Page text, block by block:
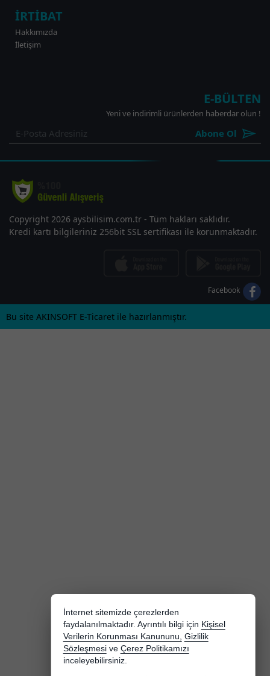
İRTİBAT
Hakkımızda
İletişim
E-BÜLTEN
Yeni ve indirimli ürünlerden haberdar olun !
Abone Ol
Copyright 2026 aysbilisim.com.tr - Tüm hakları saklıdır.
Kredi kartı bilgileriniz 256bit SSL sertifikası ile korunmaktadır.
Facebook
Bu site AKINSOFT E-Ticaret ile hazırlanmıştır.
İnternet sitemizde çerezlerden
faydalanılmaktadır. Ayrıntılı bilgi için Kişisel
Verilerin Korunması Kanununu, Gizlilik
Sözleşmesi ve Çerez Politikamızı
inceleyebilirsiniz.